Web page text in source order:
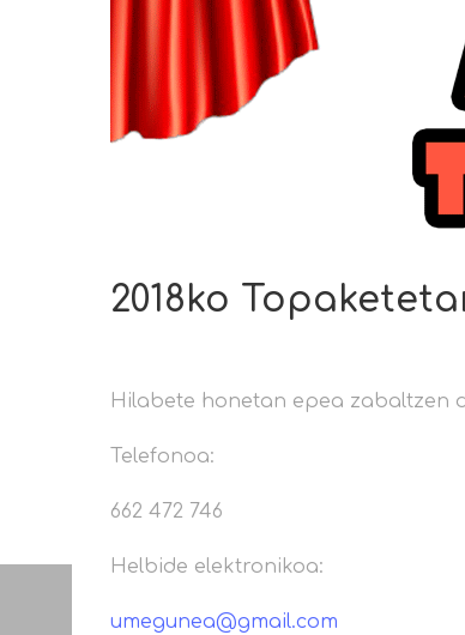
2018ko
Hilabete honetan epea zabaltzen
Telefonoa:
662 472 746
Helbide elektronikoa:
umegunea@gmail.com